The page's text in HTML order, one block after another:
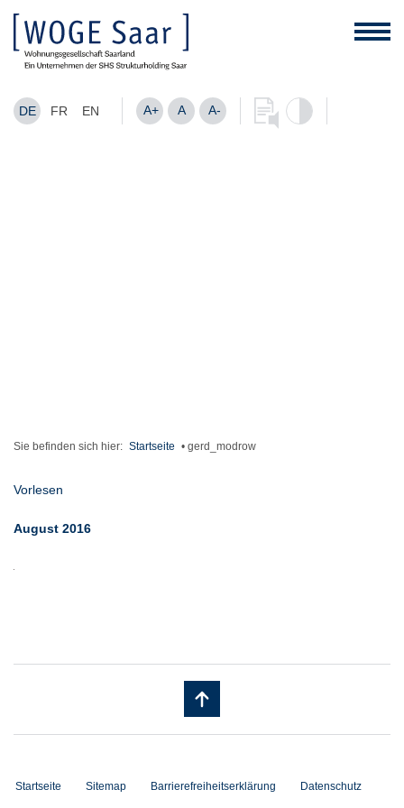
DE FR EN A+ A A-
Sie befinden sich hier: Startseite • gerd_modrow
Vorlesen
August 2016
Startseite Sitemap Barrierefreiheitserklärung Datenschutz